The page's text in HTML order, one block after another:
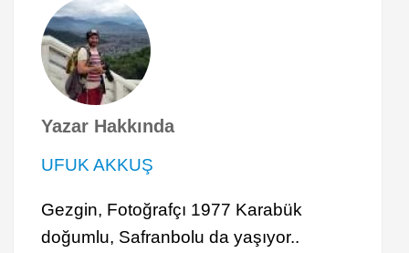
Yazar Hakkında
UFUK AKKUŞ
Gezgin, Fotoğrafçı 1977 Karabük
doğumlu, Safranbolu da yaşıyor..